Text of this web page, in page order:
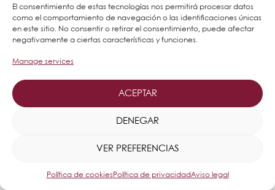
El consentimiento de estas tecnologías nos permitirá procesar datos
como el comportamiento de navegación o las identificaciones únicas
en este sitio. No consentir o retirar el consentimiento, puede afectar
negativamente a ciertas características y funciones.
Manage services
ACEPTAR
DENEGAR
VER PREFERENCIAS
Política de cookiesPolítica de privacidadAviso legal